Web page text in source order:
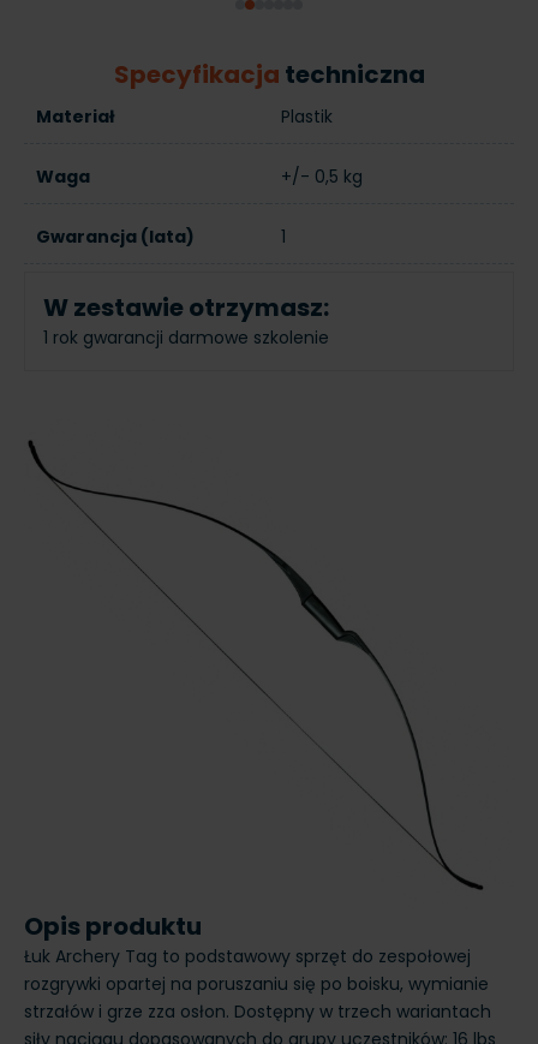
Specyfikacja techniczna
Materiał Plastik
Waga +/- 0,5 kg
Gwarancja (lata) 1
W zestawie otrzymasz:
1 rok gwarancji darmowe szkolenie
Opis produktu
Łuk Archery Tag to podstawowy sprzęt do zespołowej
rozgrywki opartej na poruszaniu się po boisku, wymianie
strzałów i grze zza osłon. Dostępny w trzech wariantach
siły naciągu dopasowanych do grupy uczestników: 16 lbs